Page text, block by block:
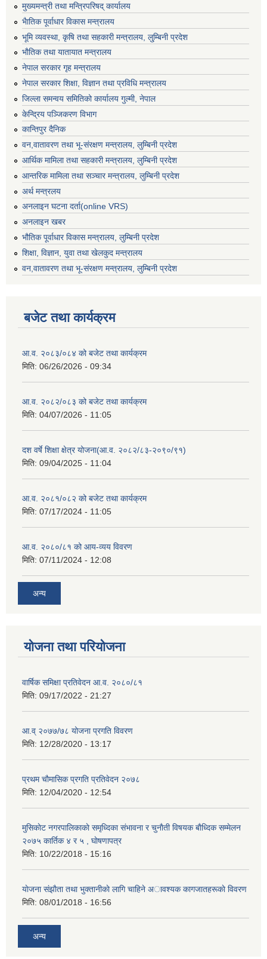
मुख्यमन्त्री तथा मन्त्रिपरिषद् कार्यालय
भैातिक पूर्वाधार विकास मन्त्रालय
भूमि व्यवस्था, कृषि तथा सहकारी मन्त्रालय, लु्म्बिनी प्रदेश
भाैतिक तथा यातायात मन्त्रालय
नेपाल सरकार गृह मन्त्रालय
नेपाल सरकार शिक्षा, विज्ञान तथा प्रविधि मन्त्रालय
जिल्ला समन्वय समितिको कार्यालय गुल्मी, नेपाल
केन्द्रिय पञ्जिकरण विभाग
कान्तिपुर दैनिक
वन,वातावरण तथा भू-संरक्षण मन्त्रालय, लुम्बिनी प्रदेश
आर्थिक मामिला तथा सहकारी मन्त्रालय, लुम्बिनी प्रदेश
आन्तरिक मामिला तथा सञ्चार मन्त्रालय, लुम्बिनी प्रदेश
अर्थ मन्त्रलय
अनलाइन घटना दर्ता(online VRS)
अनलाइन खबर
भौतिक पूर्वाधार विकास मन्त्रालय, लुम्बिनी प्रदेश
शिक्षा, विज्ञान, युवा तथा खेलकुद मन्‍‍त्रालय
वन,वातावरण तथा भू-संरक्षण मन्त्रालय, लुम्बिनी प्रदेश
बजेट तथा कार्यक्रम
आ.व. २०८३/०८४ को बजेट तथा कार्यक्रम
मिति: 06/26/2026 - 09:34
आ.व. २०८२/०८३ को बजेट तथा कार्यक्रम
मिति: 04/07/2026 - 11:05
दश वर्षे शिक्षा क्षेत्र योजना(आ.व. २०८२/८३-२०९०/९१)
मिति: 09/04/2025 - 11:04
आ.व. २०८१/०८२ को बजेट तथा कार्यक्रम
मिति: 07/17/2024 - 11:05
आ.व. २०८०/८१ को आय-व्यय विवरण
मिति: 07/11/2024 - 12:08
अन्य
योजना तथा परियोजना
वार्षिक समिक्षा प्रतिवेदन आ.व. २०८०/८१
मिति: 09/17/2022 - 21:27
आ.व् २०७७/७८ योजना प्रगति विवरण
मिति: 12/28/2020 - 13:17
प्रथम चाैमासिक प्रगति प्रतिवेदन २०७८
मिति: 12/04/2020 - 12:54
मुसिकाेट नगरपालिकाकाे समृध्दिका संभावना र चुनाैती विषयक बाैध्दिक सम्मेलन
२०७५ कार्तिक ४ र ५ , घाेषणापत्र
मिति: 10/22/2018 - 15:16
याेजना संझाैता तथा भुक्तानीकाे लागि चाहिने अावश्यक कागजातहरूकाे विवरण
मिति: 08/01/2018 - 16:56
अन्य